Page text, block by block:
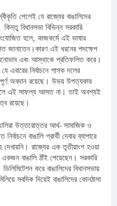
পেলেই যে রাজ্যের বাঙালিদের
বিধানসভা বিভিন্ন সরকারি
হলে, কাজকর্মে এই ভাষার
জানাতেন।কারণ এই ধরনের পদক্ষেপ
এবং আস্থাকে প্রতিফলিত করে।
এবারের নির্বাচনে শাসক দলের
অবদান রয়েছে। উভয় উপত্যকার
এই সাফল্য আসত না। তাই অবশ্যই
রয়েছে।
উত্তরোত্তর আর্থ- সামাজিক ও
বাঙালি প্রার্থী দেবার ব্যাপারে
রাজ্যের এক তৃতীয়াংশ হওয়া
বাঙালি ঠাঁই পেয়েছেন। সরকারি
করে বাঙালিদের বিধানসভায়
সবদিক দিয়েই বাঙালিদের কোনঠাসা